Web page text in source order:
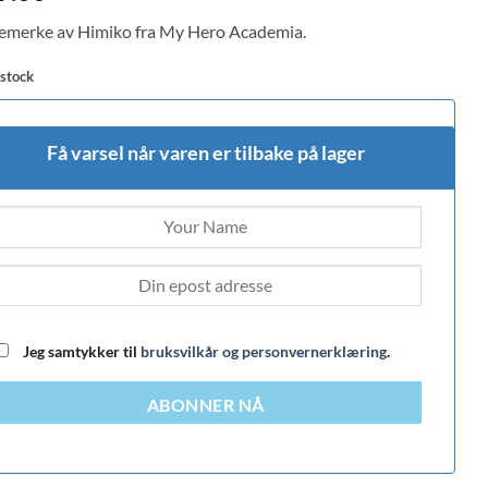
av Himiko fra My Hero Academia.
Få varsel når varen er tilbake på lager
Jeg samtykker til bruksvilkår og personvernerklæring.
ABONNER NÅ